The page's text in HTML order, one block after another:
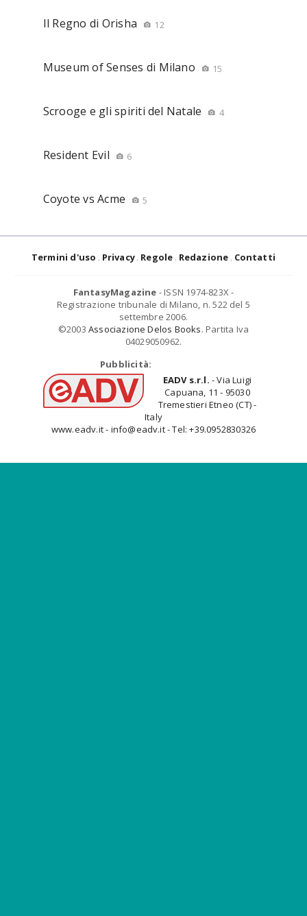
Il Regno di Orisha 12
Museum of Senses di Milano 15
Scrooge e gli spiriti del Natale 4
Resident Evil 6
Coyote vs Acme 5
Termini d'uso Privacy Regole Redazione Contatti
FantasyMagazine - ISSN 1974-823X -
Registrazione tribunale di Milano, n. 522 del 5
settembre 2006.
©2003 Associazione Delos Books. Partita Iva
04029050962.
Pubblicità:
EADV s.r.l. - Via Luigi
Capuana, 11 - 95030
Tremestieri Etneo (CT) -
Italy
www.eadv.it - info@eadv.it - Tel: +39.0952830326